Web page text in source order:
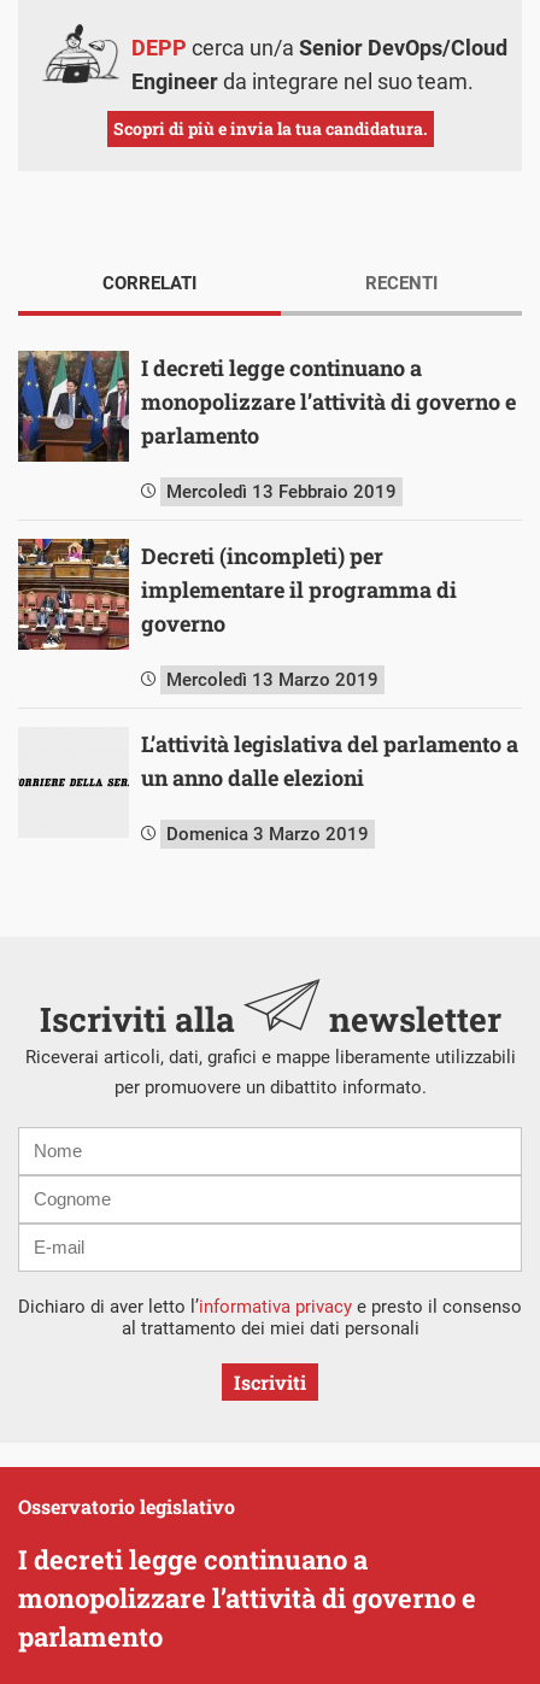
DEPP cerca un/a Senior DevOps/Cloud
Engineerda integrare nel suo team.
Scopri di più e invia la tua candidatura.
CORRELATI
I decreti legge continuano a
monopolizzare l’attività di governo e
parlamento
Mercoledì 13 Febbraio 2019
Decreti (incompleti) per
implementare il programma di
governo
Mercoledì 13 Marzo 2019
L’attività legislativa del parlamento a
un anno dalle elezioni
Domenica 3 Marzo 2019
RECENTI
Iscriviti alla newsletter
Riceverai articoli, dati, grafici e mappe liberamente utilizzabili
per promuovere un dibattito informato.
mail
Dichiaro di aver letto l’informativa privacy e presto il consenso
al trattamento dei miei dati personali
Iscriviti
I decreti legge continuano a
monopolizzare l’attività di governo e
parlamento
Osservatorio legislativo